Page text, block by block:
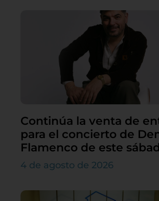
Continúa la venta de
para el concierto de
Flamenco de este
4 de agosto de 2026